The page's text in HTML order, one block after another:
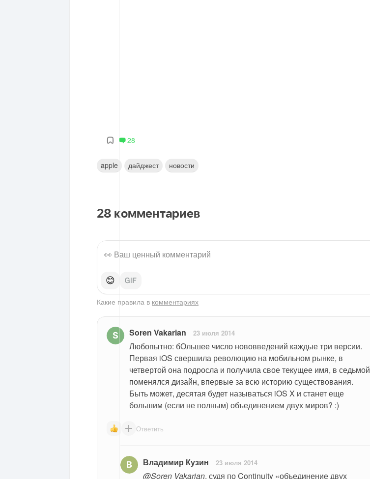
28
apple дайджест новости
28 комментариев
😊
Какие правила в комментариях
Soren Vakarian 23 июля 2014
Любопытно: бОльшее число нововведений каждые три версии.
Первая iOS свершила революцию на мобильном рынке, в
четвертой она подросла и получила свое текущее имя, в седьмой
поменялся дизайн, впервые за всю историю существования.
Быть может, десятая будет называться iOS X и станет еще
большим (если не полным) объединением двух миров? :)
Ответить
Владимир Кузин 23 июля 2014
@Soren Vakarian, судя по Continuity «объединение двух